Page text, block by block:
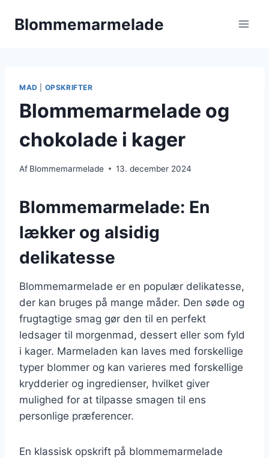
Blommemarmelade
MAD OPSKRIFTER
Blommemarmelade og
chokolade i kager
Af Blommemarmelade 13. december 2024
Blommemarmelade: En
lækker og alsidig
delikatesse
Blommemarmelade er en populær delikatesse,
der kan bruges på mange måder. Den søde og
frugtagtige smag gør den til en perfekt
ledsager til morgenmad, dessert eller som fyld
i kager. Marmeladen kan laves med forskellige
typer blommer og kan varieres med forskellige
krydderier og ingredienser, hvilket giver
mulighed for at tilpasse smagen til ens
personlige præferencer.
En klassisk opskrift på blommemarmelade